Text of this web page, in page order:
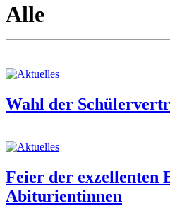
Alle
Wahl der
Feier der exzellenten
Abiturientinnen